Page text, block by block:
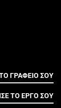
ΓΡΑΦΕΙΟ ΣΟΥ
ΤΟ ΕΡΓΟ ΣΟΥ